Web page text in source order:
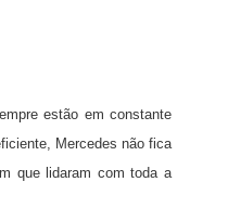
estão em constante
Mercedes não fica
que lidaram com toda a